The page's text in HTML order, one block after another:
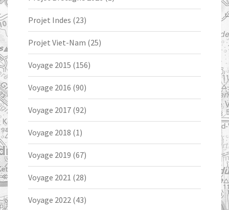
Projet Indes (23)
Projet Viet-Nam (25)
Voyage 2015 (156)
Voyage 2016 (90)
Voyage 2017 (92)
Voyage 2018 (1)
Voyage 2019 (67)
Voyage 2021 (28)
Voyage 2022 (43)